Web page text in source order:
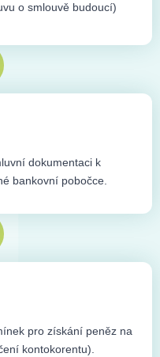
o smlouvě budoucí)
dokumentaci k
bankovní pobočce.
pro získání peněz na
kontokorentu).